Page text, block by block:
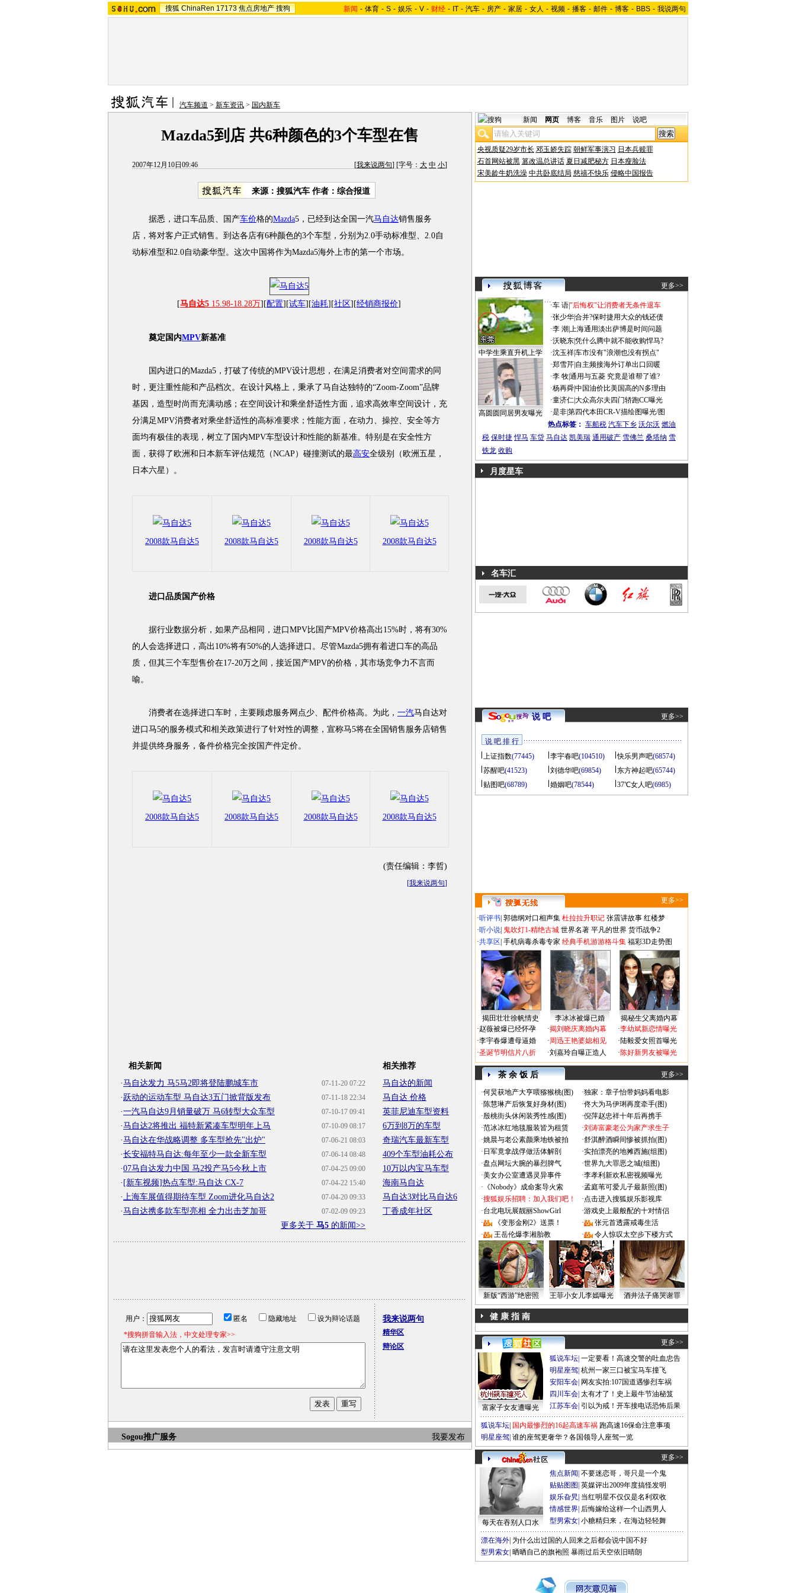
搜狐 ChinaRen 17173 焦点房地产 搜狗 新闻 - 体育 - S - 娱乐 - V - 财经 - IT - 汽车 - 房产 - 家居 - 女人 - 视频 - 播客 - 邮件 - 博客 - BBS - 我说两句
汽车频道 > 新车资讯 > 国内新车
Mazda5到店 共6种颜色的3个车型在售
2007年12月10日09:46 [我来说两句] [字号： 大 中 小]
来源：搜狐汽车 作者：综合报道
据悉，进口车品质、国产车价格的Mazda5，已经到达全国一汽马自达销售服务
店，将对客户正式销售。到达各店有6种颜色的3个车型，分别为2.0手动标准型、2.0自
动标准型和2.0自动豪华型。这次中国将作为Mazda5海外上市的第一个市场。
[马自达5 15.98-18.28万][配置][试车][油耗][社区][经销商报价]
奠定国内MPV新基准
国内进口的Mazda5，打破了传统的MPV设计思想，在满足消费者对空间需求的同
时，更注重性能和产品档次。在设计风格上，秉承了马自达独特的“Zoom-Zoom”品牌
基因，造型时尚而充满动感；在空间设计和乘坐舒适性方面，追求高效率空间设计，充
分满足MPV消费者对乘坐舒适性的高标准要求；性能方面，在动力、操控、安全等方
面均有极佳的表现，树立了国内MPV车型设计和性能的新基准。特别是在安全性方
面，获得了欧洲和日本新车评估规范（NCAP）碰撞测试的最高安全级别（欧洲五星，
日本六星）。
2008款马自达5 2008款马自达5 2008款马自达5 2008款马自达5
进口品质国产价格
据行业数据分析，如果产品相同，进口MPV比国产MPV价格高出15%时，将有30%
的人会选择进口，高出10%将有50%的人选择进口。尽管Mazda5拥有着进口车的高品
质，但其三个车型售价在17-20万之间，接近国产MPV的价格，其市场竞争力不言而
喻。
消费者在选择进口车时，主要顾虑服务网点少、配件价格高。为此， 一汽马自达对
进口马5的服务模式和相关政策进行了针对性的调整，宣称马5将在全国销售服务店销售
并提供终身服务，备件价格完全按国产件定价。
2008款马自达5 2008款马自达5 2008款马自达5 2008款马自达5
(责任编辑：李哲)
[我来说两句]
相关新闻
07-11-20 07:22
·马自达发力 马5马2即将登陆鹏城车市
07-11-18 22:34
·跃动的运动车型 马自达3五门掀背版发布
07-10-17 09:41
·一汽马自达9月销量破万 马6转型大众车型
07-10-09 08:17
·马自达2将推出 福特新紧凑车型明年上马
07-06-21 08:03
·马自达在华战略调整 多车型抢先"出炉"
07-06-14 08:48
·长安福特马自达:每年至少一款全新车型
07-04-25 09:00
·07马自达发力中国 马2投产马5今秋上市
07-04-22 15:40
· [新车视频]热点车型:马自达 CX-7
07-04-20 09:33
·上海车展值得期待车型 Zoom进化马自达2
07-02-09 09:23
·马自达携多款车型亮相 全力出击芝加哥
更多关于 马5 的新闻>>
相关推荐
马自达的新闻
马自达 价格
英菲尼迪车型资料
6万到8万的车型
奇瑞汽车最新车型
409个车型油耗公布
10万以内宝马车型
海南马自达
马自达3对比马自达6
丁香成年社区
用户： 匿名 隐藏地址
设为辩论话题
*搜狗拼音输入法，中文处理专家>>
我来说两句
精华区
辩论区
我要发布
Sogou推广服务
新闻 网页 博客 音乐 图片 说吧
央视质疑29岁市长 邓玉娇失踪 朝鲜军事演习 日本兵赎罪
石首网站被黑 篡改温总讲话 夏日减肥秘方 日本瘦脸法
宋美龄牛奶洗澡 中共卧底结局 慈禧不快乐 侵略中国报告
更多>>
中学生乘直升机上学
高圆圆同居男友曝光
·车 语|"后悔权"让消费者无条件退车
·张少华|合并?保时捷用大众的钱还债
·李 潮 上海通用淡出萨博是时间问题
·沃晓东|凭什么腾中就不能收购悍马?
·沈玉祥|车市没有"浪潮也没有拐点"
·郑雪芹| 自主频接海外订单出口回暖
·李 牧|通用与五菱 究竟是谁帮了谁?
·杨再舜|中国油价比美国高的N多理由
·童济仁|大众高尔夫四门轿跑CC曝光
·是非|第四代本田CR-V描绘图曝光/图
热点标签： 车船税 汽车下乡 沃尔沃 燃油
税 保时捷 悍马 车贷 马自达 凯美瑞 通用破产 雪佛兰 桑塔纳 雪
铁龙 收购
月度星车
名车汇
说 吧 更多>>
说 吧 排 行
上证指数(77445) 李宇春吧(104510) 快乐男声吧(68574)
苏醒吧(41523) 刘德华吧(69854) 东方神起吧(65744)
贴图吧(68789) 婚姻吧(78544) 37℃女人吧(6985)
更多>>
·听评书 郭德纲对口相声集 杜拉拉升职记 张震讲故事 红楼梦
·听小说 鬼吹灯1-精绝古城 世界名著 平凡的世界 货币战争2
·共享区 手机病毒杀毒专家 经典手机游游格斗集 福彩3D走势图
揭田壮壮徐帆情史 李冰冰被爆已婚
揭秘生父离婚内幕
·赵薇被爆已经怀孕
·李宇春爆遭母逼婚
·圣诞节明信片八折
·揭刘晓庆离婚内幕
·周迅王艳婆媳相见
·刘嘉玲自曝正造人
·李幼斌新恋情曝光
·陆毅爱女照首曝光
·陈好新男友被曝光
茶 余 饭 后 更多>>
·何炅获地产大亨喂猕猴桃(图) ·独家：章子怡带妈妈看电影
·陈慧琳产后恢复好身材(图) ·佟大为马伊琍再度牵手(图)
·殷桃街头休闲装秀性感(图) ·倪萍赵忠祥十年后再携手
·范冰冰红地毯服装皆为租赁 ·刘涛富豪老公为家产求生子
·姚晨与老公素颜乘地铁被拍 ·舒淇醉酒瞬间惨被抓拍(图)
· 日军竟拿战俘做活体解剖 ·实拍漂亮的地摊西施(组图)
·盘点网坛大腕的暴烈脾气 ·世界九大罪恶之城(组图)
·美女办公室遭遇灵异事件 ·李孝利新欢私密视频曝光
· 《Nobody》成命案导火索 ·孟庭苇可爱儿子最新照(图)
·搜狐娱乐招聘：加入我们吧！ ·点击进入搜狐娱乐影视库
·台北电玩展靓丽ShowGirl ·游戏史上最般配的十对情侣
·
《变形金刚2》送票！ ·
张元首透露戒毒生活
·
王岳伦爆李湘胎教 · 令人惊叹太空步下楼方式
新版“西游”绝密照 王菲小女儿李嫣曝光 酒井法子痛哭谢罪
健 康 指 南
更多>>
富家子女友遭曝光
狐说车坛 一定要看！高速交警的吐血忠告
明星座驾 杭州一家三口被宝马车撞飞
安阳车会 网友实拍:107国道遇惨烈车祸
四川车会 太有才了！史上最牛节油秘笈
江苏车会 引以为戒！开车接电话恐怖后果
狐说车坛 国内最惨烈的16起高速车祸 跑高速16保命注意事项
明星座驾 谁的座驾更奢华？各国领导人座驾一览
更多>>
每天在吞别人口水
焦点新闻 不要迷恋哥，哥只是一个鬼
贴贴图图 英媒评出2009年度搞怪发明
娱乐旮旯 当红明星不仅仅是名利双收
情感世界 后悔嫁给这样一个山西男人
型男索女 小糖精归来，在海边轻轻舞
漂在海外 为什么出过国的人回来之后都会说中国不好
型男索女 晒晒自己的旗袍照 暴雨过后天空依旧晴朗